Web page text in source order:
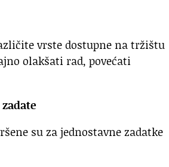
vrste dostupne na tržištu
olakšati rad, povećati
su za jednostavne zadatke